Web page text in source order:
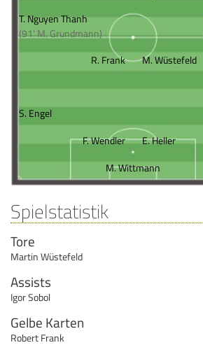
T. Nguyen Thanh
(91' M. Grundmann)
R. Frank
M. Wüstefeld
S. Engel
F. Wendler
E. Heller
M. Wittmann
Spielstatistik
Tore
Martin Wüstefeld
Assists
Igor Sobol
Gelbe Karten
Robert Frank